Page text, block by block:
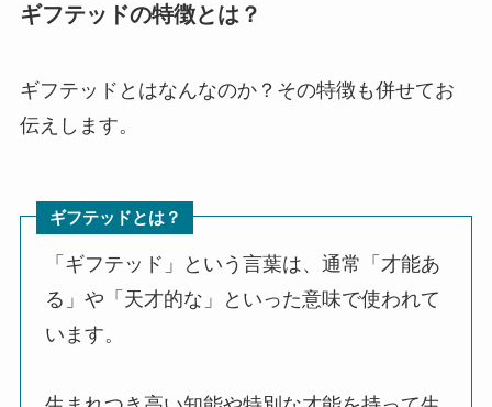
ギフテッドの特徴とは？
ギフテッドとはなんなのか？その特徴も併せてお
伝えします。
ギフテッドとは？
「ギフテッド」という言葉は、通常「才能あ
る」や「天才的な」といった意味で使われて
います。